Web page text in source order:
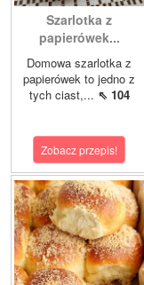
Szarlotka z
papierówek...
Domowa szarlotka z
papierówek to jedno z
tych ciast,... ⇖ 104
Zobacz przepis!